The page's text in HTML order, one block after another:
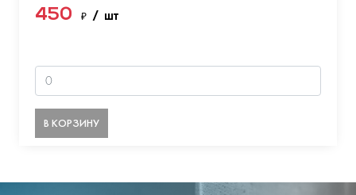
450 ₽ / шт
В КОРЗИНУ